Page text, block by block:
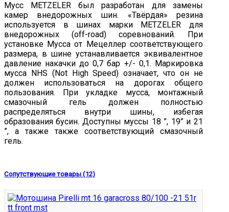
Мусс METZELER был разработан для замены
камер внедорожных шин. «Твёрдая» резина
используется в шинах марки METZELER для
внедорожных (off-road) соревнований. При
установке Мусса от Мецеллер соответствующего
размера, в шине устанавливается эквивалентное
давление накачки до 0,7 бар +/- 0,1. Маркировка
мусса NHS (Not High Speed) означает, что он не
должен использоваться на дорогах общего
пользования. При укладке мусса, монтажный
смазочный гель должен полностью
распределяться внутри шины, избегая
образования бусин. Доступны муссы 18 ”, 19” и 21
”, а также также соответствующий смазочный
гель.
Сопутствующие товары (12)